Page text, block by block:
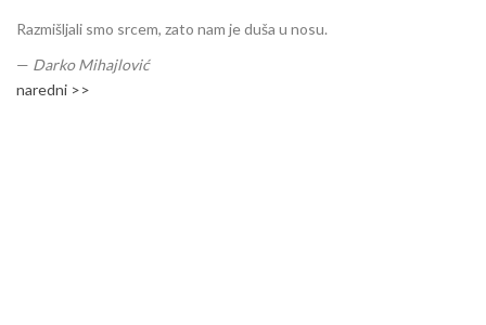
Razmišljali smo srcem, zato nam je duša u nosu.
— Darko Mihajlović
naredni >>